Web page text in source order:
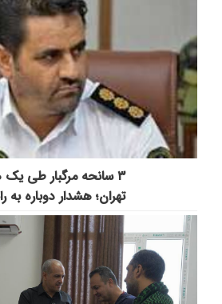
۳ سانحه مرگبار طی یک
تهران؛ هشدار دوباره به